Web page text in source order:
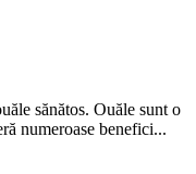
sănătos. Ouăle sunt o
numeroase benefici...